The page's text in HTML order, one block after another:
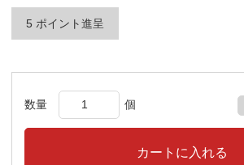
5 ポイント進呈
カートに入れる